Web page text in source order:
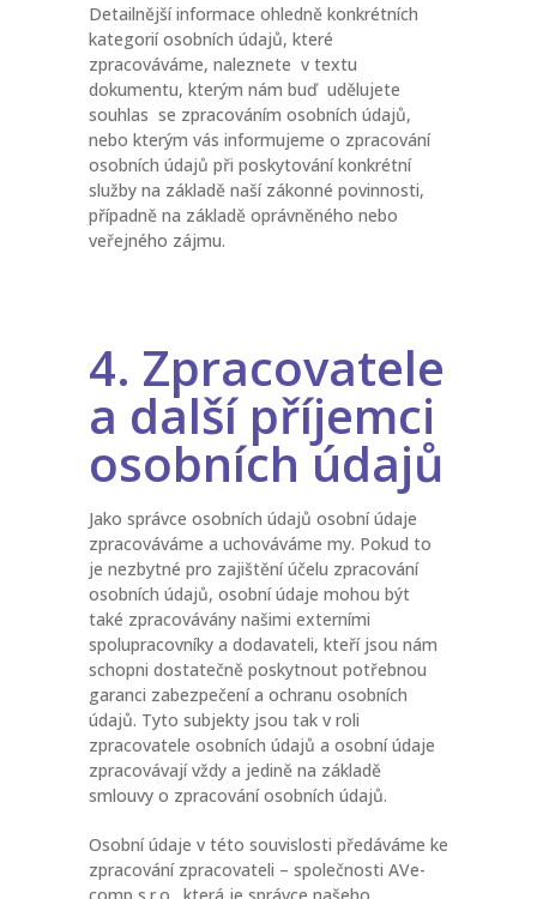
Detailnější informace ohledně konkrétních
kategorií osobních údajů, které
zpracováváme, naleznete v textu
dokumentu, kterým nám buď udělujete
souhlas se zpracováním osobních údajů,
nebo kterým vás informujeme o zpracování
osobních údajů při poskytování konkrétní
služby na základě naší zákonné povinnosti,
případně na základě oprávněného nebo
veřejného zájmu.
4. Zpracovatele
a další příjemci
osobních údajů
Jako správce osobních údajů osobní údaje
zpracováváme a uchováváme my. Pokud to
je nezbytné pro zajištění účelu zpracování
osobních údajů, osobní údaje mohou být
také zpracovávány našimi externími
spolupracovníky a dodavateli, kteří jsou nám
schopni dostatečně poskytnout potřebnou
garanci zabezpečení a ochranu osobních
údajů. Tyto subjekty jsou tak v roli
zpracovatele osobních údajů a osobní údaje
zpracovávají vždy a jedině na základě
smlouvy o zpracování osobních údajů.
Osobní údaje v této souvislosti předáváme ke
zpracování zpracovateli – společnosti AVe-